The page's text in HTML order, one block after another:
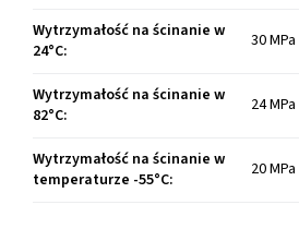
Wytrzymałość na ścinanie w
24°C: 30 MPa
Wytrzymałość na ścinanie w
82°C: 24 MPa
Wytrzymałość na ścinanie w
temperaturze -55°C: 20 MPa